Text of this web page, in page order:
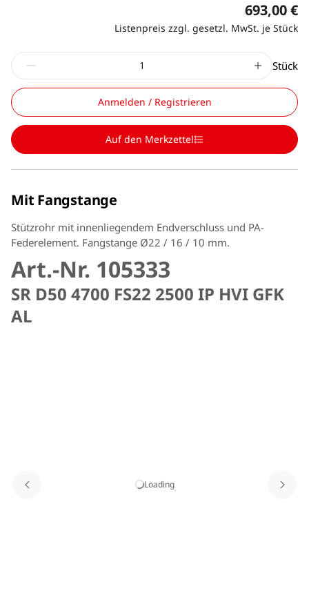
693,00 €
Listenpreis zzgl. gesetzl. MwSt. je Stück
Stück
Anmelden / Registrieren
Auf den Merkzettel
Mit Fangstange
Stützrohr mit innenliegendem Endverschluss und PA-
Federelement. Fangstange Ø22 / 16 / 10 mm.
Art.-Nr. 105333
SR D50 4700 FS22 2500 IP HVI GFK
AL
Loading